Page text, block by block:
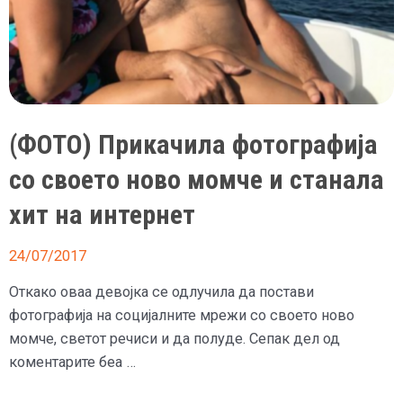
(ФОТО) Прикачила фотографија
со своето ново момче и станала
хит на интернет
24/07/2017
Откако оваа девојка се одлучила да постави
фотографија на социјалните мрежи со своето ново
момче, светот речиси и да полуде. Сепак дел од
коментарите беа …